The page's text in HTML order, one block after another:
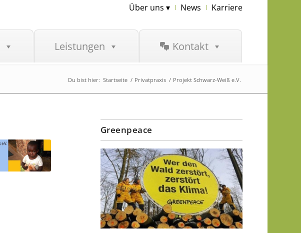
Über uns ▾ News Karriere
Leistungen Kontakt
Du bist hier: Startseite / Privatpraxis / Projekt Schwarz-Weiß e.V.
Greenpeace